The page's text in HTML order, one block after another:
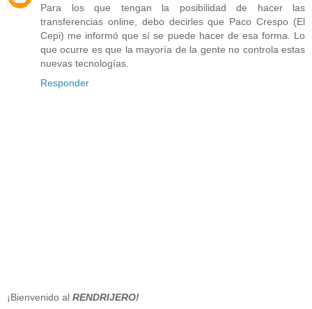
Para los que tengan la posibilidad de hacer las
transferencias online, debo decirles que Paco Crespo (El
Cepi) me informó que sí se puede hacer de esa forma. Lo
que ocurre es que la mayoría de la gente no controla estas
nuevas tecnologías.
Responder
¡Bienvenido al RENDRIJERO!